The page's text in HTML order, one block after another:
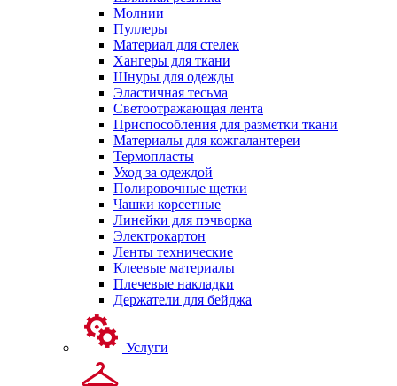
Молнии
Пуллеры
Материал для стелек
Хангеры для ткани
Шнуры для одежды
Эластичная тесьма
Светоотражающая лента
Приспособления для разметки ткани
Материалы для кожгалантереи
Термопласты
Уход за одеждой
Полировочные щетки
Чашки корсетные
Линейки для пэчворка
Электрокартон
Ленты технические
Клеевые материалы
Плечевые накладки
Держатели для бейджа
Услуги